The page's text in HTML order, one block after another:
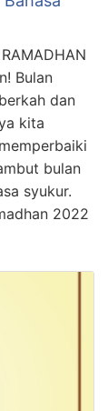
Bulan
dan
kita
bulan
syukur.
2022